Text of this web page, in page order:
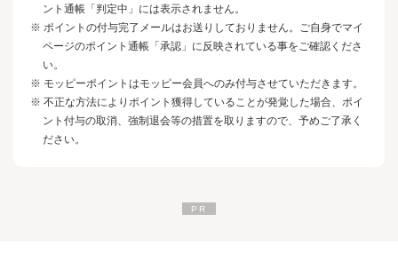
ント通帳「判定中」には表示されません。
※ ポイントの付与完了メールはお送りしておりません。ご自身でマイ
ページのポイント通帳「承認」に反映されている事をご確認くださ
い。
※ モッピーポイントはモッピー会員へのみ付与させていただきます。
※ 不正な方法によりポイント獲得していることが発覚した場合、ポイ
ント付与の取消、強制退会等の措置を取りますので、予めご了承く
ださい。